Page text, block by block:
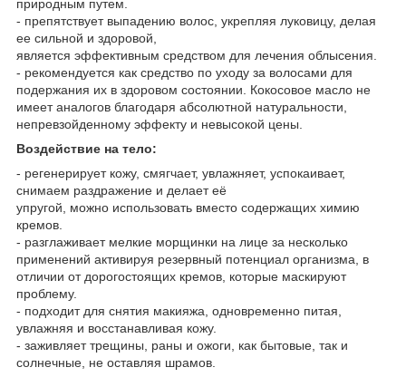
природным путем.
- препятствует выпадению волос, укрепляя луковицу, делая
ее сильной и здоровой,
является эффективным средством для лечения облысения.
- рекомендуется как средство по уходу за волосами для
подержания их в здоровом состоянии. Кокосовое масло не
имеет аналогов благодаря абсолютной натуральности,
непревзойденному эффекту и невысокой цены.
Воздействие на тело:
- регенерирует кожу, смягчает, увлажняет, успокаивает,
снимаем раздражение и делает её
упругой, можно использовать вместо содержащих химию
кремов.
- разглаживает мелкие морщинки на лице за несколько
применений активируя резервный потенциал организма, в
отличии от дорогостоящих кремов, которые маскируют
проблему.
- подходит для снятия макияжа, одновременно питая,
увлажняя и восстанавливая кожу.
- заживляет трещины, раны и ожоги, как бытовые, так и
солнечные, не оставляя шрамов.